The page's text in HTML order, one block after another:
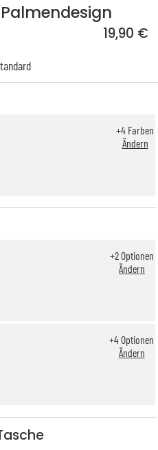
19,90 €
+4 Farben
Ändern
+2Optionen
Ändern
+4Optionen
Ändern